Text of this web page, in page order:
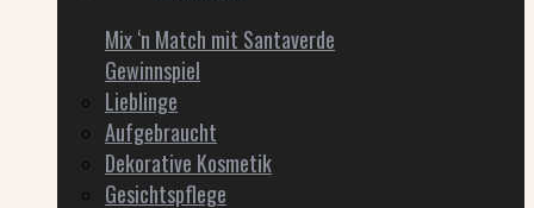
Mix ‘n Match mit Santaverde
Gewinnspiel
Lieblinge
Aufgebraucht
Dekorative Kosmetik
Gesichtspflege